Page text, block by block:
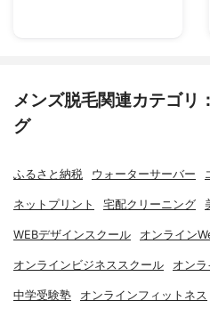
メンズ脱毛関連カテゴリ
グ
ふるさと納税 ウォーターサーバー
ネットプリント 宅配クリーニング
WEBデザインスクール オンライン
オンラインビジネススクール オン
中学受験塾 オンラインフィットネス